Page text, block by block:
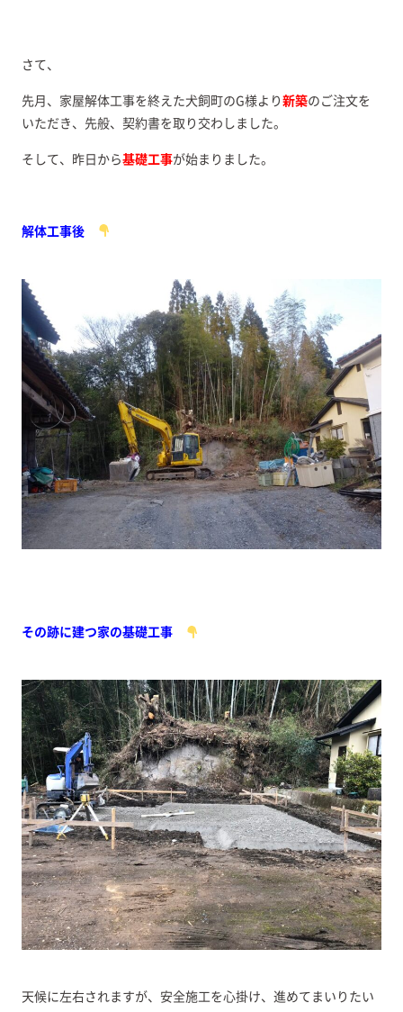
さて、
先月、家屋解体工事を終えた犬飼町のG様より 新築のご注文を
いただき、先般、契約書を取り交わしました。
そして、昨日から基礎工事が始まりました。
解体工事後
その跡に建つ家の基礎工事
天候に左右されますが、安全施工を心掛け、進めてまいりたい